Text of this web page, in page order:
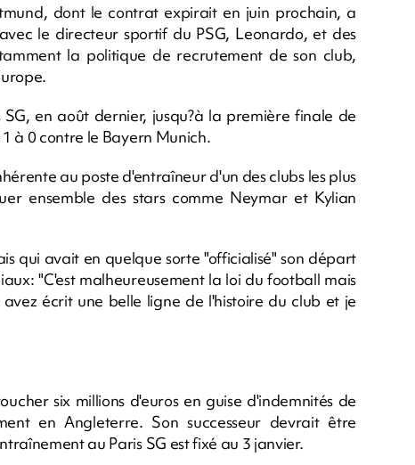
dont le contrat expirait en juin prochain, a
le directeur sportif du PSG, Leonardo, et des
la politique de recrutement de son club,
en août dernier, jusqu?à la première finale de
à 0 contre le Bayern Munich.
au poste d'entraîneur d'un des clubs les plus
ensemble des stars comme Neymar et Kylian
qui avait en quelque sorte "officialisé" son départ
"C'est malheureusement la loi du football mais
écrit une belle ligne de l'histoire du club et je
six millions d'euros en guise d'indemnités de
en Angleterre. Son successeur devrait être
au Paris SG est fixé au 3 janvier.